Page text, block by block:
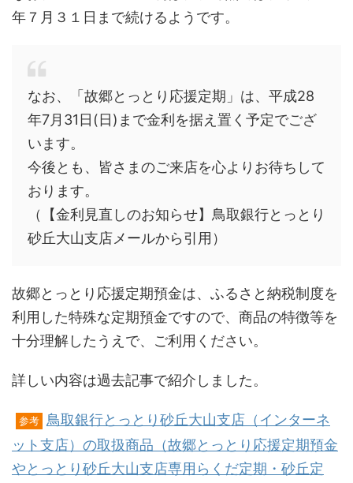
年７月３１日まで続けるようです。
なお、「故郷とっとり応援定期」は、 平成28
年7月31日 (日)まで金利を据え置く予定でござ
います。
今後とも、皆さまのご来店を心よりお待ちして
おります。
（【金利見直しのお知らせ】鳥取銀行とっとり
砂丘大山支店メールから引用）
故郷とっとり応援定期預金は、ふるさと納税制度を
利用した特殊な定期預金ですので、商品の特徴等を
十分理解したうえで、ご利用ください。
詳しい内容は過去記事で紹介しました。
参考 鳥取銀行とっとり砂丘大山支店（インターネ
ット支店）の取扱商品（故郷とっとり応援定期預金
やとっとり砂丘大山支店専用らくだ定期・砂丘定